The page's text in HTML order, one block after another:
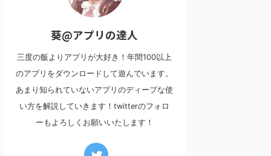
葵@アプリの達人
三度の飯よりアプリが大好き！年間100以上
のアプリをダウンロードして遊んでいます。
あまり知られていないアプリのディープな使
い方を解説していきます！twitterのフォロ
ーもよろしくお願いいたします！